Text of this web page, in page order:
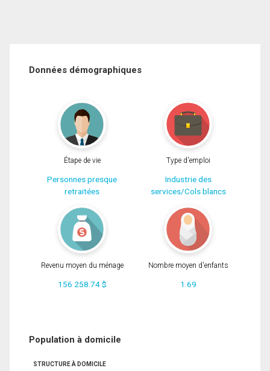
Données démographiques
Étape de vie
Personnes presque
retraitées
Type d'emploi
Industrie des
services/Cols blancs
Revenu moyen du ménage
156 258.74 $
Nombre moyen d'enfants
1.69
Population à domicile
STRUCTURE À DOMICILE